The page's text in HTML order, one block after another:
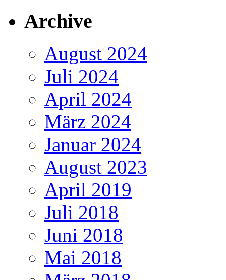
Archive
August 2024
Juli 2024
April 2024
März 2024
Januar 2024
August 2023
April 2019
Juli 2018
Juni 2018
Mai 2018